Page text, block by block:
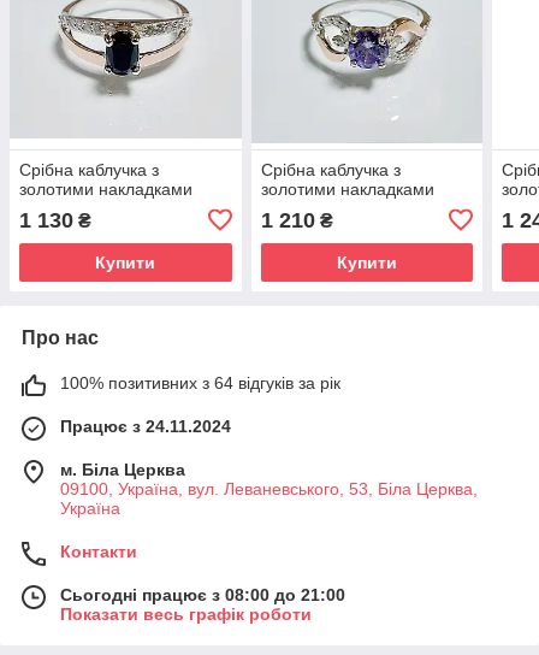
Срібна каблучка з
золотими накладками
1 130 ₴
Купити
Срібна каблучка з
золотими накладками
1 210₴
Купити
1
Про нас
100% позитивних з 64 відгуків за рік
Працює з 24.11.2024
м. Біла Церква
09100, Україна, вул. Леваневського, 53, Біла Церква,
Україна
Контакти
Сьогодні працює з 08:00 до 21:00
Показати весь графік роботи